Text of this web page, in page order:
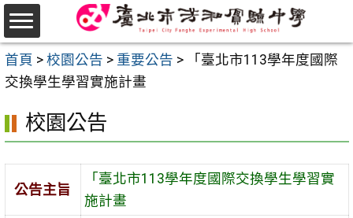
跳
至
主
要
區
首頁 > 校園公告 > 重要公告 >
「臺北市113學年度國際
交換學生學習實施計畫
校園公告
公告主旨
「臺北市113學年度國際交換學生學習實
施計畫
選
單